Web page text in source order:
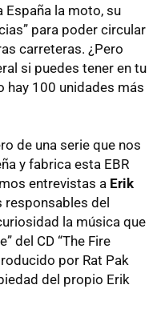
España la moto, su
para poder circular
carreteras. ¿Pero
si puedes tener en tu
hay 100 unidades más
de una serie que nos
y fabrica esta EBR
entrevistas a Erik
responsables del
la música que
del CD “The Fire
por Rat Pak
del propio Erik